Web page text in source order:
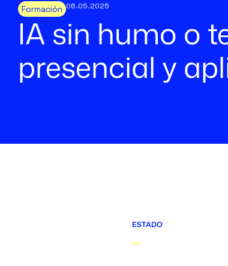
Formación 06.05.2025
IA sin humo o
presencial y
ESTADO